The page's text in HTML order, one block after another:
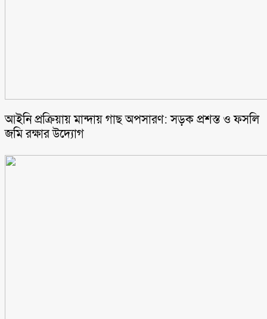
আইনি প্রক্রিয়ায় মান্দায় গাছ অপসারণ: সড়ক প্রশস্ত ও ফসলি
জমি রক্ষার উদ্যোগ